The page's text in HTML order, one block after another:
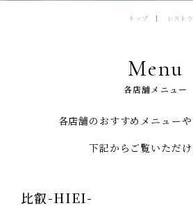
トップ レスト
Menu
各店舗メニュー
各店舗のおすすめメニュー
下記からご覧いただけ
比叡-HIEI-